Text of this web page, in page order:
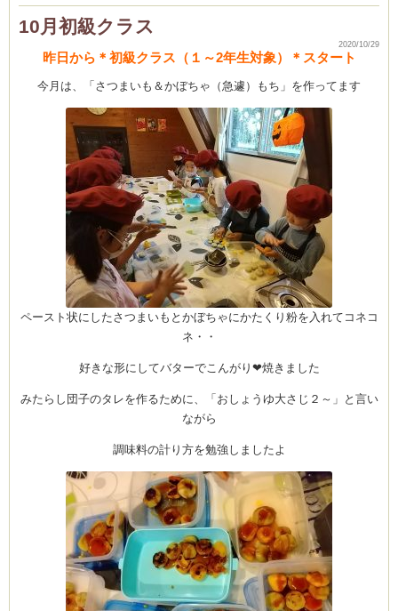
室・テイクアウト
Clémentine
ッ
ス
更
新
10月初級クラス
2020/10/29
昨日から＊初級クラス（１～2年生対象）＊スタート
今月は、「さつまいも＆かぼちゃ（急遽）もち」を作ってます
ペースト状にしたさつまいもとかぼちゃにかたくり粉を入れてコネコ
ネ・・
好きな形にしてバターでこんがり❤焼きました
みたらし団子のタレを作るために、「おしょうゆ大さじ２～」と言い
ながら
調味料の計り方を勉強しましたよ